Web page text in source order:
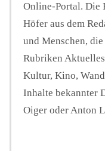
Online-Portal. Die
Höfer aus dem
und Menschen,
Rubriken
Kultur, Kino,
Inhalte bekannter
Oiger oder Anton